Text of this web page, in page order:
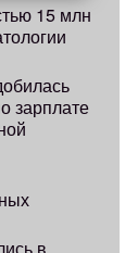
15 млн
зарплате
в